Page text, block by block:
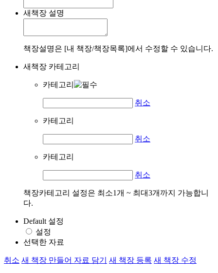
새책장 설명
책장설명은 [내 책장/책장목록]에서 수정할 수 있습니다.
새책장 카테고리
카테고리
취소
카테고리
취소
카테고리
취소
책장카테고리 설정은 최소1개 ~ 최대3개까지 가능합니
다.
Default 설정
설정
선택한 자료
취소 새 책장 만들어 자료 담기 새 책장 등록 새 책장 수정